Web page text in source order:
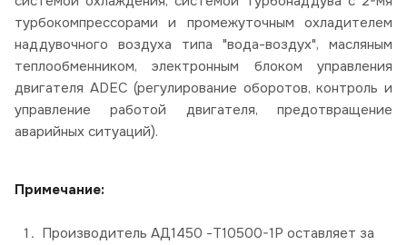
турбокомпрессорами и промежуточным охладителем
наддувочного воздуха типа "вода-воздух", масляным
теплообменником, электронным блоком управления
двигателя ADEС (регулирование оборотов, контроль и
управление работой двигателя, предотвращение
аварийных ситуаций).
Примечание:
Производитель АД1450 -Т10500-1Р оставляет за